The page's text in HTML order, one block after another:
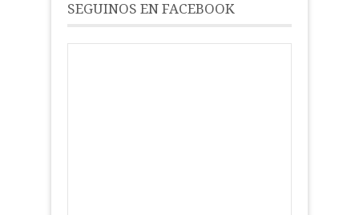
SEGUINOS EN FACEBOOK